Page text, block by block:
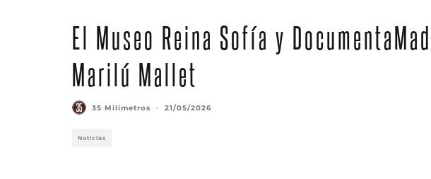
El Museo Reina Sofía y
Marilú Mallet
35 Milímetros · 21/05/2026
Noticias